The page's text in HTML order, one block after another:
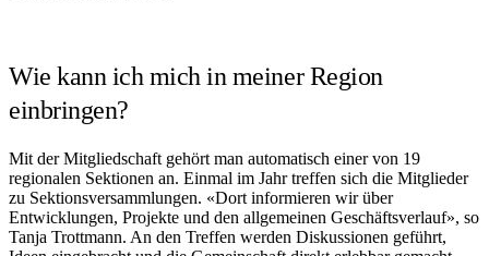
Wie kann ich mich in meiner Region
einbringen?
Mit der Mitgliedschaft gehört man automatisch einer von 19
regionalen Sektionen an. Einmal im Jahr treffen sich die Mitglieder
zu Sektionsversammlungen. «Dort informieren wir über
Entwicklungen, Projekte und den allgemeinen Geschäftsverlauf», so
Tanja Trottmann. An den Treffen werden Diskussionen geführt,